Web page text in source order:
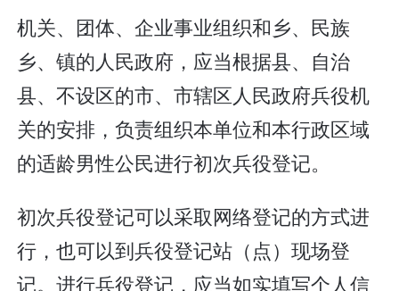
机关、团体、企业事业组织和乡、民族
乡、镇的人民政府，应当根据县、自治
县、不设区的市、市辖区人民政府兵役机
关的安排，负责组织本单位和本行政区域
的适龄男性公民进行初次兵役登记。
初次兵役登记可以采取网络登记的方式进
行，也可以到兵役登记站（点）现场登
记。进行兵役登记，应当如实填写个人信